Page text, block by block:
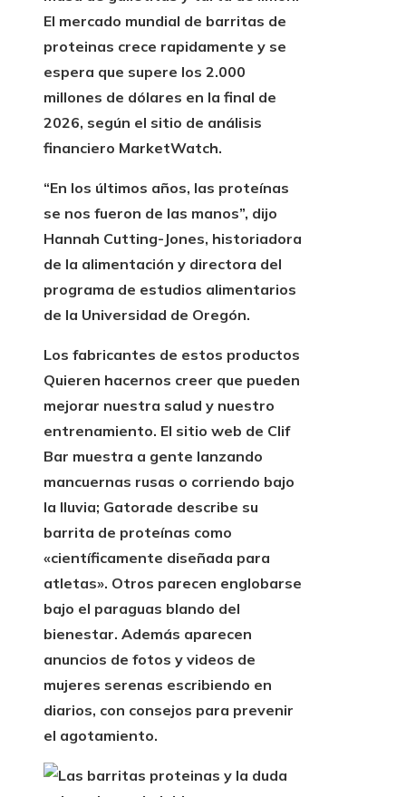
El mercado mundial de barritas de
proteinas crece rapidamente y se
espera que supere los 2.000
millones de dólares en la final de
2026, según el sitio de análisis
financiero MarketWatch.
“En los últimos años, las proteínas
se nos fueron de las manos”, dijo
Hannah Cutting-Jones, historiadora
de la alimentación y directora del
programa de estudios alimentarios
de la Universidad de Oregón.
Los fabricantes de estos productos
Quieren hacernos creer que pueden
mejorar nuestra salud y nuestro
entrenamiento. El sitio web de Clif
Bar muestra a gente lanzando
mancuernas rusas o corriendo bajo
la lluvia; Gatorade describe su
barrita de proteínas como
«científicamente diseñada para
atletas». Otros parecen englobarse
bajo el paraguas blando del
bienestar. Además aparecen
anuncios de fotos y videos de
mujeres serenas escribiendo en
diarios, con consejos para prevenir
el agotamiento.